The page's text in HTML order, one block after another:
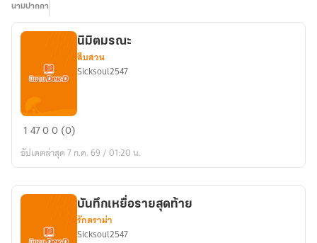
นามปากกา
นิมิต
นิมิตมรณะ
สืบสวน
Sicksoul2547
14700 (0)
อัปเดตล่าสุด 7 ก.ค. 69 / 01:20 น.
บันทึกเหยื่อรายสุดท้าย
รักดราม่า
Sicksoul2547